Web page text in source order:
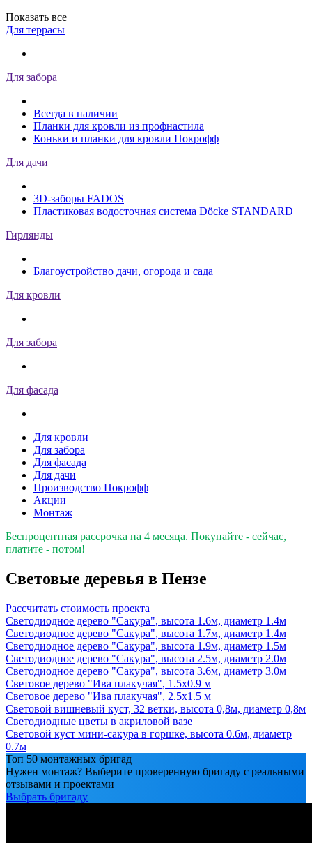
Показать все
Для террасы
Для забора
Всегда в наличии
Планки для кровли из профнастила
Коньки и планки для кровли Покрофф
Для дачи
3D-заборы FADOS
Пластиковая водосточная система Döcke STANDARD
Гирлянды
Благоустройство дачи, огорода и сада
Для кровли
Для забора
Для фасада
Для кровли
Для забора
Для фасада
Для дачи
Производство Покрофф
Акции
Монтаж
Беспроцентная рассрочка на 4 месяца. Покупайте - сейчас,
платите - потом!
Световые деревья в Пензе
Рассчитать стоимость проекта
Светодиодное дерево "Сакура", высота 1.6м, диаметр 1.4м
Светодиодное дерево "Сакура", высота 1.7м, диаметр 1.4м
Светодиодное дерево "Сакура", высота 1.9м, диаметр 1.5м
Светодиодное дерево "Сакура", высота 2.5м, диаметр 2.0м
Светодиодное дерево "Сакура", высота 3.6м, диаметр 3.0м
Световое дерево "Ива плакучая", 1.5х0.9 м
Световое дерево "Ива плакучая", 2.5х1.5 м
Световой вишневый куст, 32 ветки, высота 0,8м, диаметр 0,8м
Светодиодные цветы в акриловой вазе
Световой куст мини-сакура в горшке, высота 0.6м, диаметр
0.7м
Топ 50 монтажных бригад
Нужен монтаж? Выберите проверенную бригаду с реальными
отзывами и проектами
Выбрать бригаду